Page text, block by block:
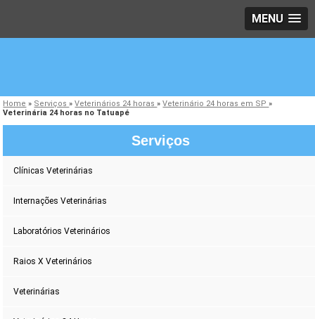
MENU
Home » Serviços»Veterinários 24 horas»Veterinário 24 horas em SP»
Veterinária 24 horas no Tatuapé
Serviços
Clínicas Veterinárias
Internações Veterinárias
Laboratórios Veterinários
Raios X Veterinários
Veterinárias